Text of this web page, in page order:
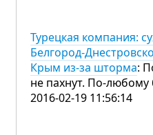
Турецкая компания:
Белгород-
Крым из-за шторма:
не пахнут. По-любому
2016-02-19 11:56:14